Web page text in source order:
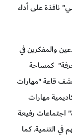
نافذة على أداء
والمفكرين في
كمساحة
قاعة "مهارات
مهارات
اجتماعات رفيعة
التنمية. كما